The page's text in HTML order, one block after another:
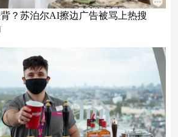
？苏泊尔AI擦边广告被骂上热搜